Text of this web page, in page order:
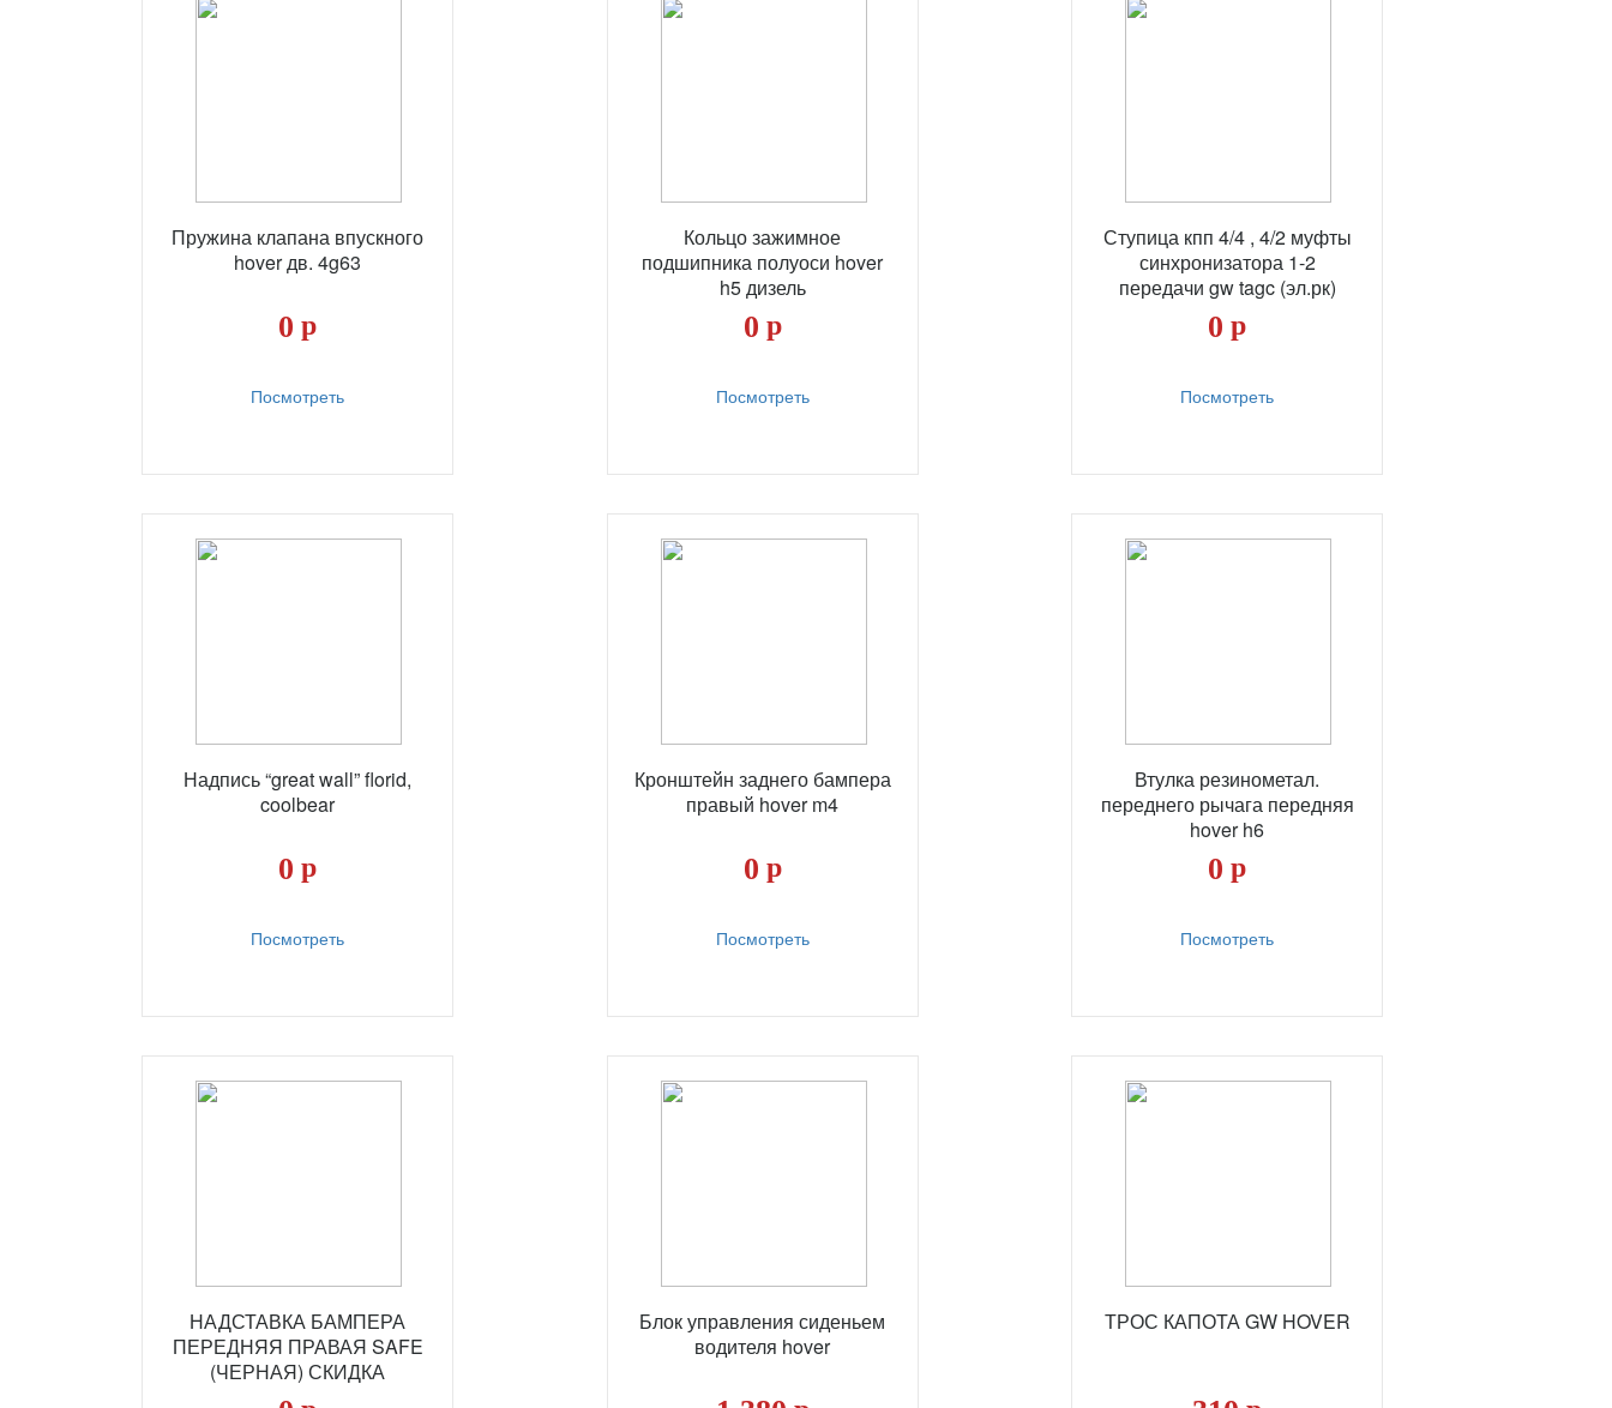
Пружина клапана впускного
hover дв. 4g63
0 р
Посмотреть
Кольцо зажимное
подшипника полуоси hover
h5 дизель
0 р
Посмотреть
Ступица кпп 4/4 , 4/2 муфты
синхронизатора 1-2
передачи gw tagc (эл.рк)
0 р
Посмотреть
Надпись “great wall” florid,
coolbear
0 р
Посмотреть
Кронштейн заднего бампера
правый hover m4
0 р
Посмотреть
Втулка резинометал.
переднего рычага передняя
hover h6
0 р
Посмотреть
НАДСТАВКА БАМПЕРА
ПЕРЕДНЯЯ ПРАВАЯ SAFE
(ЧЕРНАЯ) СКИДКА
Блок управления сиденьем
водителя hover
ТРОС КАПОТА GW HOVER